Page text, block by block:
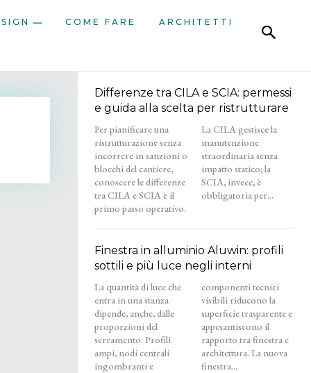
COME FARE ARCHITETTI
Differenze tra CILA e SCIA: permessi
e guida alla scelta per ristrutturare
Per pianificare una
ristrutturazione senza
incorrere in sanzioni o
blocchi del cantiere,
conoscere le differenze
tra CILA e SCIA è il
primo passo operativo.
La CILA gestisce la
manutenzione
straordinaria senza
impatto statico; la
SCIA, invece, è
obbligatoria per...
Finestra in alluminio Aluwin: profili
sottili e più luce negli interni
La quantità di luce che
entra in una stanza
dipende, anche, dalle
proporzioni del
serramento. Profili
ampi, nodi centrali
ingombranti e
componenti tecnici
visibili riducono la
superficie trasparente e
appesantiscono il
rapporto tra finestra e
architettura. La nuova
finestra...